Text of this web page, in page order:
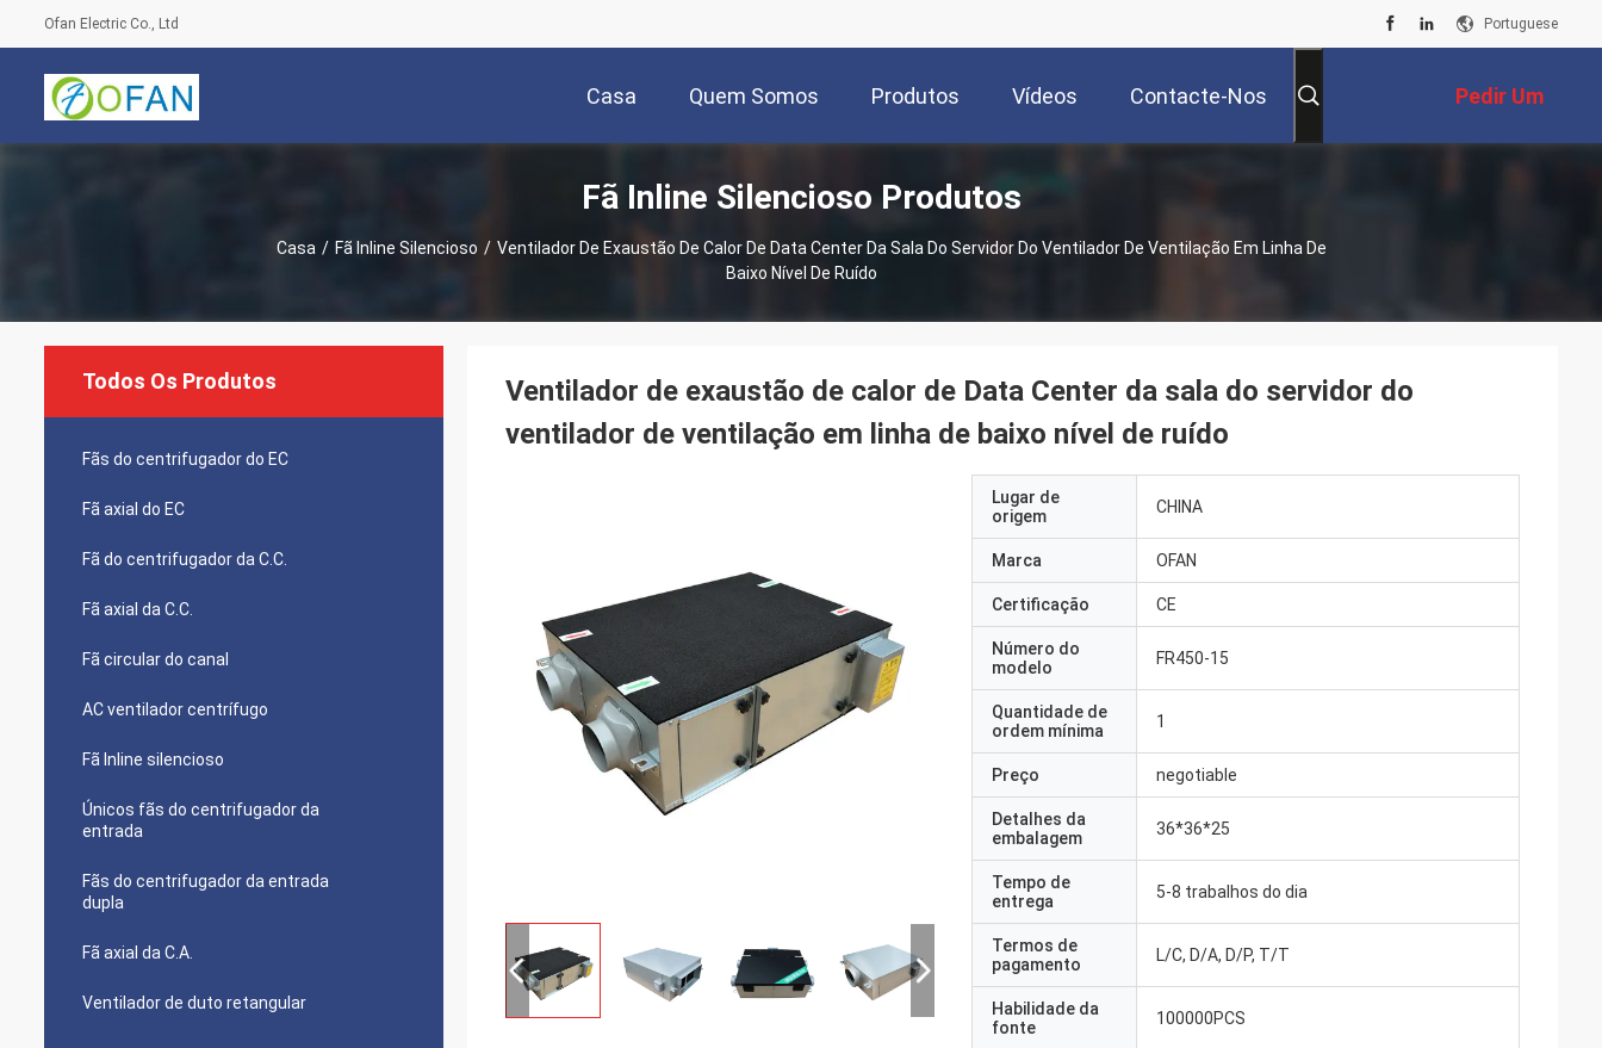
Ofan Electric Co., Ltd Portuguese
Casa Quem Somos Produtos Vídeos Contacte-Nos Pedir Um
Orçamento
Fã Inline Silencioso Produtos
Casa / Fã Inline Silencioso / Ventilador De Exaustão De Calor De Data Center Da Sala Do Servidor Do Ventilador De Ventilação Em Linha De
Baixo Nível De Ruído
Todos Os Produtos
Fãs do centrifugador do EC
Fã axial do EC
Fã do centrifugador da C.C.
Fã axial da C.C.
Fã circular do canal
AC ventilador centrífugo
Fã Inline silencioso
Únicos fãs do centrifugador da
entrada
Fãs do centrifugador da entrada
dupla
Fã axial da C.A.
Ventilador de duto retangular
Ventilador de exaustão de calor de Data Center da sala do servidor do
ventilador de ventilação em linha de baixo nível de ruído
Lugar de
origem
CHINA
Marca OFAN
Certificação CE
Número do
modelo
FR450-15
Quantidade de
ordem mínima
1
Preço negotiable
Detalhes da
embalagem
36*36*25
Tempo de
entrega
5-8 trabalhos do dia
Termos de
pagamento
L/C, D/A, D/P, T/T
Habilidade da
fonte
100000PCS